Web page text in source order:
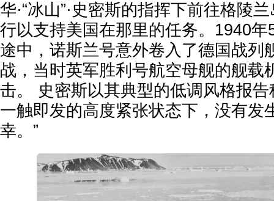
华·“冰山”·史密斯的指挥下前往格陵
行以支持美国在那里的任务。1940
途中，诺斯兰号意外卷入了德国战列
战，当时英军胜利号航空母舰的舰载
击。 史密斯以其典型的低调风格报告
一触即发的高度紧张状态下，没有发
幸。”